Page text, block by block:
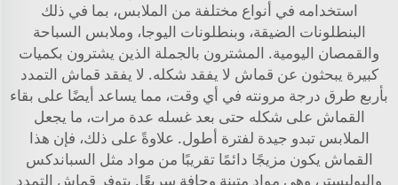
استخدامه في أنواع مختلفة من الملابس، بما في ذلك
البنطلونات الضيقة، وبنطلونات اليوجا، وملابس السباحة
والقمصان اليومية. المشترون بالجملة الذين يشترون بكميات
كبيرة يبحثون عن قماش لا يفقد شكله. لا يفقد قماش التمدد
بأربع طرق درجة مرونته في أي وقت، مما يساعد أيضًا على بقاء
القماش على شكله حتى بعد غسله عدة مرات، ما يجعل
الملابس تبدو جيدة لفترة أطول. علاوةً على ذلك، فإن هذا
القماش يكون مزيجًا دائمًا تقريبًا من مواد مثل السباندكس
والبوليستر، وهي مواد متينة وجافة سريعًا. يتوفر قماش التمدد